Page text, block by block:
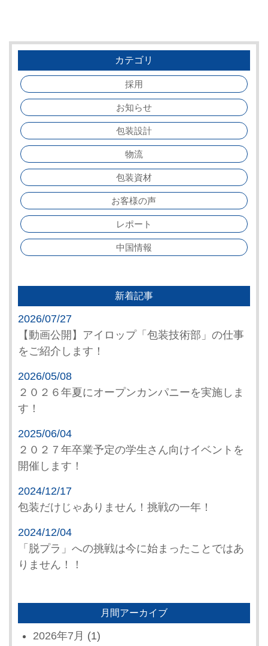
カテゴリ
採用
お知らせ
包装設計
物流
包装資材
お客様の声
レポート
中国情報
新着記事
2026/07/27
【動画公開】アイロップ「包装技術部」の仕事
をご紹介します！
2026/05/08
２０２６年夏にオープンカンパニーを実施しま
す！
2025/06/04
２０２７年卒業予定の学生さん向けイベントを
開催します！
2024/12/17
包装だけじゃありません！挑戦の一年！
2024/12/04
「脱プラ」への挑戦は今に始まったことではあ
りません！！
月間アーカイブ
2026年7月 (1)